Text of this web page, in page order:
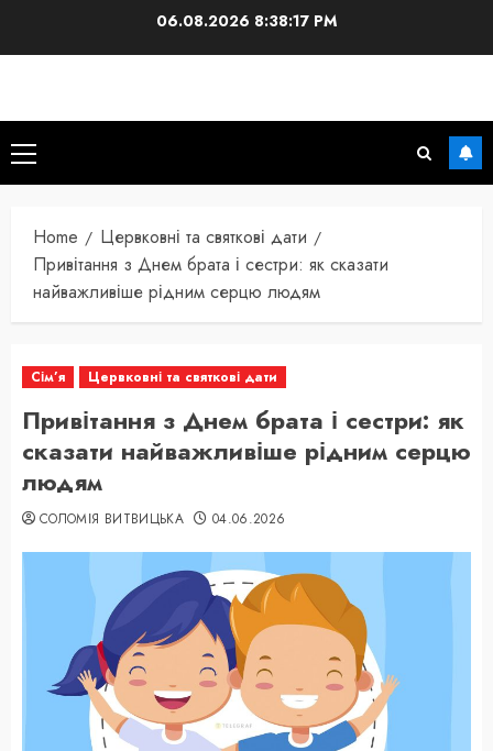
06.08.2026 8:38:18 PM
Primary
Menu
Home
Цервковні та святкові дати
Привітання з Днем брата і сестри: як сказати
найважливіше рідним серцю людям
Сім’я Цервковні та святкові дати
Привітання з Днем брата і сестри: як
сказати найважливіше рідним серцю
людям
СОЛОМІЯ ВИТВИЦЬКА 04.06.2026